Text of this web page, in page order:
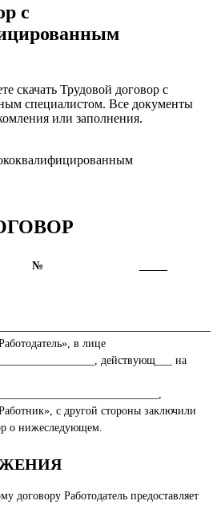
с
скачать Трудовой договор с
специалистом. Все документы
или заполнения.
№
в лице
действующ___ на
с другой стороны заключили
о нижеследующем.
договору Работодатель предоставляет